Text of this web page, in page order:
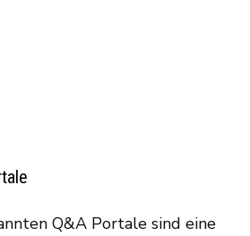
Q&A Portale sind eine